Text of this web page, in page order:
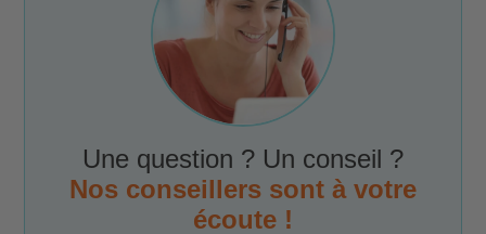
Une question ? Un conseil ?
Nos conseillers sont à votre
écoute !